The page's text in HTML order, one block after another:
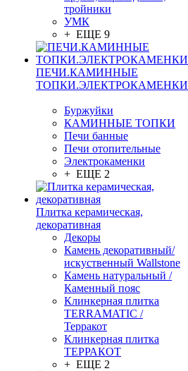
тройники
УМК
+ ЕЩЕ 9
ПЕЧИ.КАМИННЫЕ
ТОПКИ.ЭЛЕКТРОКАМЕНКИ
Буржуйки
КАМИННЫЕ ТОПКИ
Печи банные
Печи отопительные
Электрокаменки
+ ЕЩЕ 2
Плитка керамическая,
декоративная
Декоры
Камень декоративный/
искуственный Wallstone
Камень натуральный /
Каменный пояс
Клинкерная плитка
TERRAMATIC /
Терракот
Клинкерная плитка
ТЕРРАКОТ
+ ЕЩЕ 2